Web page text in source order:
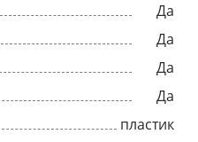
Да
Да
Да
Да
пластик